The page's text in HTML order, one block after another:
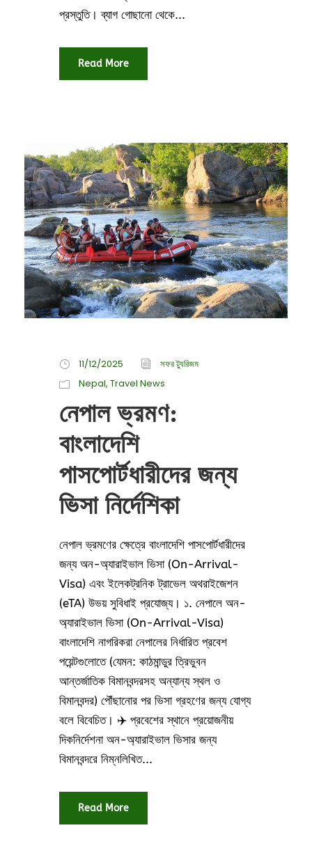
প্রস্তুতি। ব্যাগ গোছানো থেকে...
Read More
11/12/2025
সফর ট্যুরিজম
Nepal, Travel News
নেপাল ভ্রমণ:
বাংলাদেশি
পাসপোর্টধারীদের জন্য
ভিসা নির্দেশিকা
নেপাল ভ্রমণের ক্ষেত্রে বাংলাদেশি পাসপোর্টধারীদের
জন্য অন-অ্যারাইভাল ভিসা (On-Arrival-
Visa) এবং ইলেকট্রনিক ট্রাভেল অথরাইজেশন
(eTA) উভয় সুবিধাই প্রযোজ্য। ১. নেপালে অন-
অ্যারাইভাল ভিসা (On-Arrival-Visa)
বাংলাদেশি নাগরিকরা নেপালের নির্ধারিত প্রবেশ
পয়েন্টগুলোতে (যেমন: কাঠমান্ডুর ত্রিভুবন
আন্তর্জাতিক বিমানবন্দরসহ অন্যান্য স্থল ও
বিমানবন্দর) পৌঁছানোর পর ভিসা গ্রহণের জন্য যোগ্য
বলে বিবেচিত। ✈️ প্রবেশের স্থানে প্রয়োজনীয়
দিকনির্দেশনা অন-অ্যারাইভাল ভিসার জন্য
বিমানবন্দরে নিম্নলিখিত...
Read More